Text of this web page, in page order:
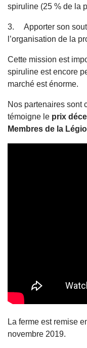
spiruline (25 % de la
3. Apporter son
l’organisation de la
Cette mission est
spiruline est encore
marché est énorme.
Nos partenaires sont
témoigne le prix
Membres de la
La ferme est remise
novembre 2019.